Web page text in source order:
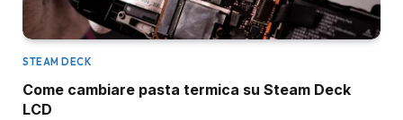
STEAM DECK
Come cambiare pasta termica su Steam Deck
LCD